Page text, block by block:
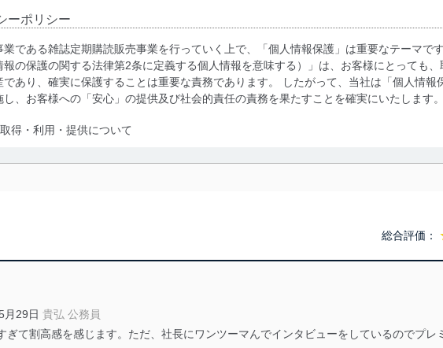
ーポリシー
業である雑誌定期購読販売事業を行っていく上で、「個人情報保護」は重要なテーマで
報の保護の関する法律第2条に定義する個人情報を意味する）」は、お客様にとっても
であり、確実に保護することは重要な責務であります。 したがって、当社は「個人情報
し、お客様への「安心」の提供及び社会的責任の責務を果たすことを確実にいたします。
得・利用・提供について
人情報の取得・利用・提供に際して、その利用目的を明確にし、本人の同意を得たうえ
他の規範を常に適合させます。
全管理措置
総合評価：
月29日 貴弘 公務員
ぎて割高感を感じます。ただ、社長にワンツーマんでインタビューをしているのでプレ